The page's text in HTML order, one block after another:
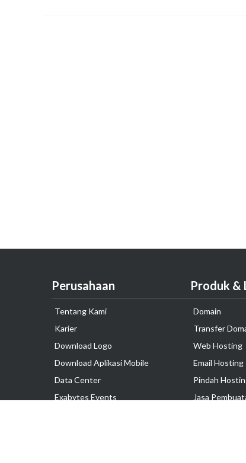
Perusahaan
Tentang Kami
Karier
Download Logo
Download Aplikasi Mobile
Data Center
Exabytes Events
Produk &
Domain
Transfer
Web Hosting
Email Hosting
Pindah
Jasa